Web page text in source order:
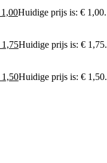
1,00Huidige prijs is: € 1,00.
1,75Huidige prijs is: € 1,75.
1,50Huidige prijs is: € 1,50.